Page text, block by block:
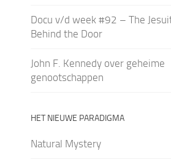
Docu v/d week #92 – The
Behind the Door
John F. Kennedy over geheime
genootschappen
HET NIEUWE PARADIGMA
Natural Mystery